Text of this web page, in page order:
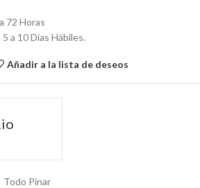
72 Horas
a 10 Días Hábiles.
Añadir a la lista de deseos
Todo Pinar